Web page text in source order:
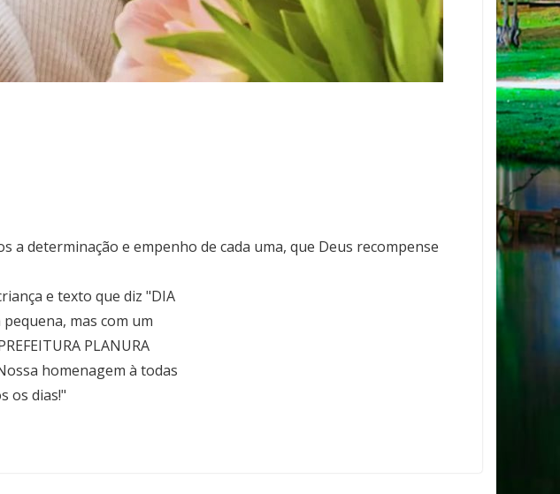
a determinação e empenho de cada uma, que Deus recompense